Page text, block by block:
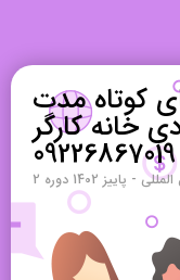
کوتاه مدت
خانه کارگر
پاییز 1402 دوره 2